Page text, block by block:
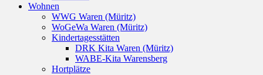
Wohnen
WWG Waren (Müritz)
WoGeWa Waren (Müritz)
Kindertagesstätten
DRK Kita Waren (Müritz)
WABE-Kita Warensberg
Hortplätze